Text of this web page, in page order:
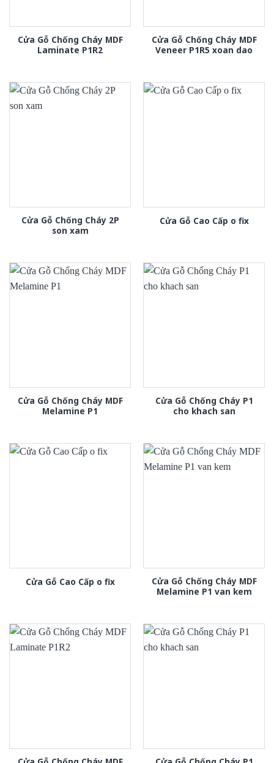
Cửa Gỗ Chống Cháy MDF
Laminate P1R2
Cửa Gỗ Chống Cháy MDF
Veneer P1R5 xoan dao
Cửa Gỗ Chống Cháy 2P
son xam
Cửa Gỗ Cao Cấp o fix
Cửa Gỗ Chống Cháy MDF
Melamine P1
Cửa Gỗ Chống Cháy P1
cho khach san
Cửa Gỗ Cao Cấp o fix
Cửa Gỗ Chống Cháy MDF
Melamine P1 van kem